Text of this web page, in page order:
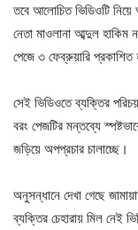
তবে আলোচিত ভিডিওটি নিয়ে
নেতা মাওলানা আব্দুল হাকিম
পেজে ৩ ফেব্রুয়ারি প্রকাশিত
সেই ভিডিওতে ব্যক্তির
বরং পেজটির মন্তব্যে
জড়িয়ে অপপ্রচার চালাচ্ছে।
অনুসন্ধানে দেখা গেছে
ব্যক্তির চেহারায় মিল নেই